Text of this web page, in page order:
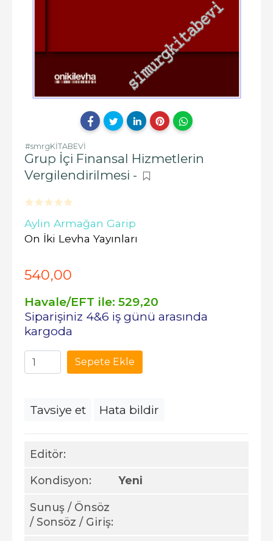
#smrgKİTABEVİ
Grup İçi Finansal Hizmetlerin
Vergilendirilmesi -
Aylin Armağan Garip
On İki Levha Yayınları
Editör:
Kondisyon: Yeni
Sunuş / Önsöz
/ Sonsöz / Giriş:
540,00
Havale/EFT ile: 529,20
Siparişiniz 4&6 iş günü arasında
kargoda
Sepete Ekle
Tavsiye et Hata bildir